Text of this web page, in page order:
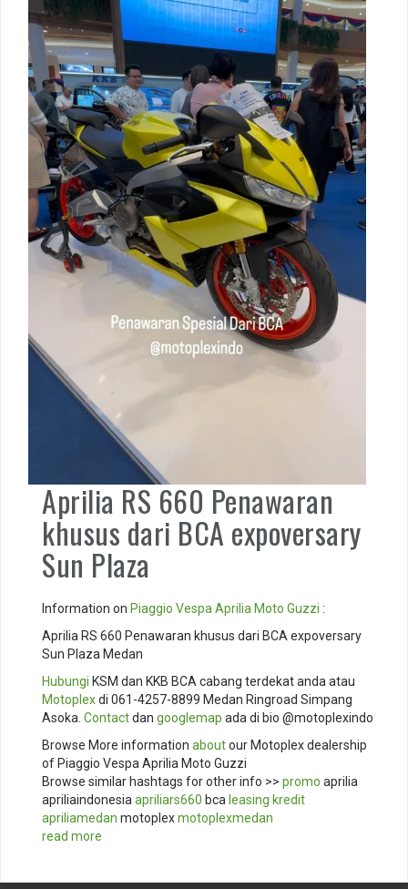
Aprilia RS 660 Penawaran
khusus dari BCA expoversary
Sun Plaza
Information on Piaggio Vespa Aprilia Moto Guzzi :
Aprilia RS 660 Penawaran khusus dari BCA expoversary
Sun Plaza Medan
Hubungi KSM dan KKB BCA cabang terdekat anda atau
Motoplexdi 061-4257-8899 Medan Ringroad Simpang
Asoka. Contactdan googlemap ada di bio @motoplexindo
Browse More information aboutour Motoplex dealership
of Piaggio Vespa Aprilia Moto Guzzi
Browse similar hashtags for other info >> promo aprilia
apriliaindonesia apriliars660 bca leasing kredit
apriliamedan motoplexmotoplexmedan
read more